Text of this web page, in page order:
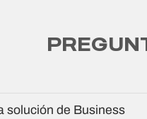
solución de Business